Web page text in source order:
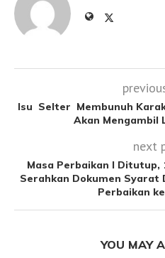
Isu Selter Membunuh
Akan Mengambil
next
Masa Perbaikan I Ditutup,
Serahkan Dokumen Syarat
Perbaikan
YOU MAY